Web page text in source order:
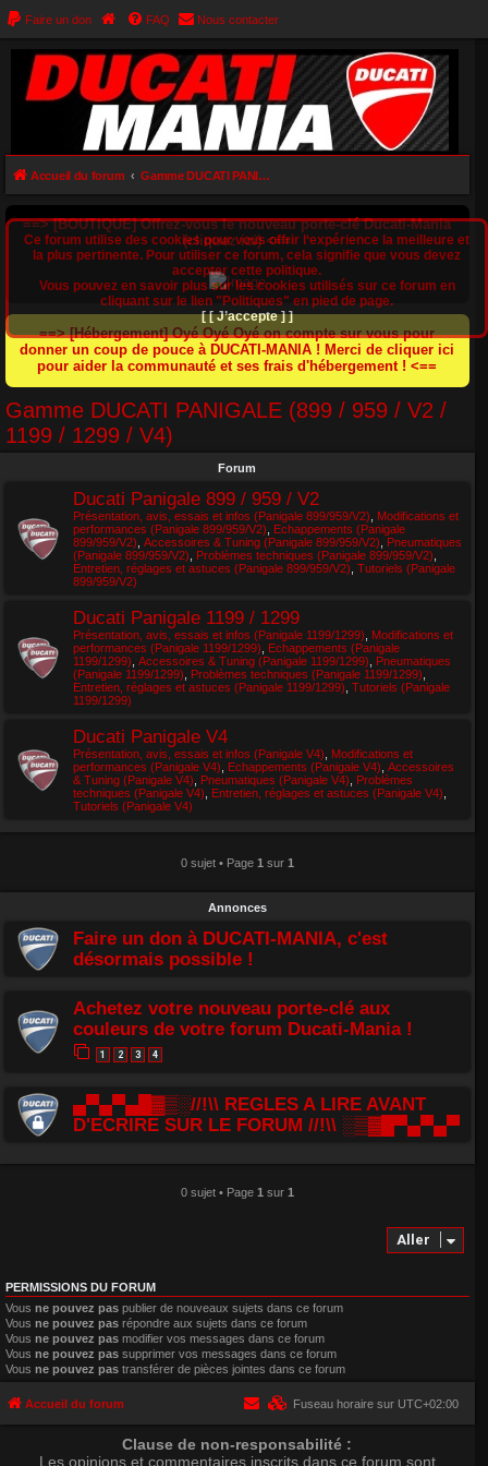
Faire un don FAQ Nous contacter
Accueil du forum Gamme DUCATI PANIGALE (899 / 959 / V2 / 1199 / 1299 / V4)
==> [BOUTIQUE] Offrez-vous le nouveau porte-clé Ducati-Mania
(cliquez ici) <==
==> [Hébergement] Oyé Oyé Oyé on compte sur vous pour
donner un coup de pouce à DUCATI-MANIA ! Merci de cliquer ici
pour aider la communauté et ses frais d'hébergement ! <==
Gamme DUCATI PANIGALE (899 / 959 / V2 /
1199 / 1299 / V4)
Forum
Ducati Panigale 899 / 959 / V2
Présentation, avis, essais et infos (Panigale 899/959/V2)
Modifications et
performances (Panigale 899/959/V2)
Echappements (Panigale
899/959/V2) Accessoires & Tuning (Panigale 899/959/V2)
Pneumatiques
(Panigale 899/959/V2)
Problèmes techniques (Panigale 899/959/V2)
Entretien, réglages et astuces (Panigale 899/959/V2) Tutoriels (Panigale
899/959/V2)
Ducati Panigale 1199 / 1299
Présentation, avis, essais et infos (Panigale 1199/1299)
Modifications et
performances (Panigale 1199/1299)
Echappements (Panigale
1199/1299) Accessoires & Tuning (Panigale 1199/1299)
Pneumatiques
(Panigale 1199/1299)
Problèmes techniques (Panigale 1199/1299)
Entretien, réglages et astuces (Panigale 1199/1299) Tutoriels (Panigale
1199/1299)
Ducati Panigale V4
Présentation, avis, essais et infos (Panigale V4)
Modifications et
performances (Panigale V4)
Echappements (Panigale V4) Accessoires
& Tuning (Panigale V4)
Pneumatiques (Panigale V4)
Problèmes
techniques (Panigale V4)
Entretien, réglages et astuces (Panigale V4)
Tutoriels (Panigale V4)
0 sujet • Page 1 sur 1
Annonces
Faire un don à DUCATI-MANIA, c'est
désormais possible !
Achetez votre nouveau porte-clé aux
couleurs de votre forum Ducati-Mania !
1 2 3 4
▄▀▄▀▄█▓▒░//!\\ REGLES A LIRE AVANT
D'ECRIRE SUR LE FORUM //!\\ ░▒▓█▀▄▀▄▀
0 sujet • Page 1 sur 1
Aller
PERMISSIONS DU FORUM
Vous ne pouvez pas publier de nouveaux sujets dans ce forum
Vous ne pouvez pas répondre aux sujets dans ce forum
Vous ne pouvez pas modifier vos messages dans ce forum
Vous ne pouvez pas supprimer vos messages dans ce forum
Vous ne pouvez pas transférer de pièces jointes dans ce forum
Ce forum utilise des cookies pour vous offrir l‘expérience la meilleure et
la plus pertinente. Pour utiliser ce forum, cela signifie que vous devez
accepter cette politique.
Vous pouvez en savoir plus sur les cookies utilisés sur ce forum en
cliquant sur le lien "Politiques" en pied de page.
[ [ J’accepte ] ]
Accueil du forum Fuseau horaire sur UTC+02:00
Clause de non-responsabilité :
Les opinions et commentaires inscrits dans ce forum sont